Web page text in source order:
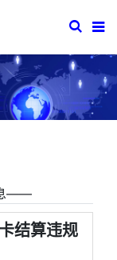
――
结算违规